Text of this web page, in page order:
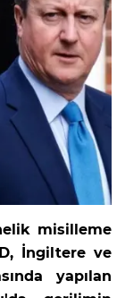
misilleme
İngiltere ve
yapılan